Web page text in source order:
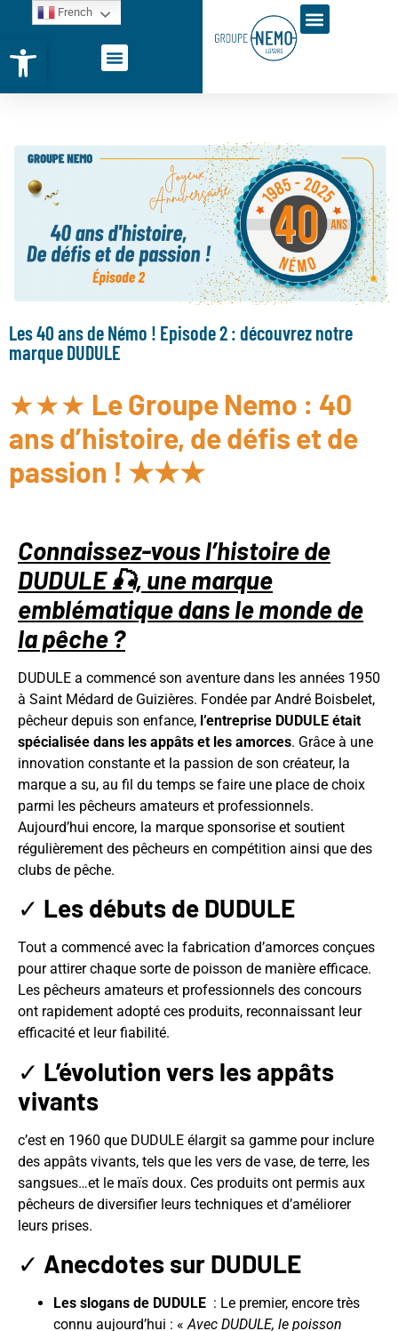
Ouvrir la barre d’outils
Les 40 ans de Némo ! Episode 2 : découvrez notre
marque DUDULE
★★★ Le Groupe Nemo : 40
ans d’histoire, de défis et de
passion ! ★★★
Connaissez-vous l’histoire de
DUDULE 🎣, une marque
emblématique dans le monde de
la pêche ?
DUDULE a commencé son aventure dans les années 1950
à Saint Médard de Guizières. Fondée par André Boisbelet,
pêcheur depuis son enfance, l’entreprise DUDULE était
spécialisée dans les appâts et les amorces. Grâce à une
innovation constante et la passion de son créateur, la
marque a su, au fil du temps se faire une place de choix
parmi les pêcheurs amateurs et professionnels.
Aujourd’hui encore, la marque sponsorise et soutient
régulièrement des pêcheurs en compétition ainsi que des
clubs de pêche.
✓ Les débuts de DUDULE
Tout a commencé avec la fabrication d’amorces conçues
pour attirer chaque sorte de poisson de manière efficace.
Les pêcheurs amateurs et professionnels des concours
ont rapidement adopté ces produits, reconnaissant leur
efficacité et leur fiabilité.
✓ L’évolution vers les appâts
vivants
c’est en 1960 que DUDULE élargit sa gamme pour inclure
des appâts vivants, tels que les vers de vase, de terre, les
sangsues…et le maïs doux. Ces produits ont permis aux
pêcheurs de diversifier leurs techniques et d’améliorer
leurs prises.
✓ Anecdotes sur DUDULE
Les slogans de DUDULE : Le premier, encore très
connu aujourd’hui : «Avec DUDULE, le poisson
French